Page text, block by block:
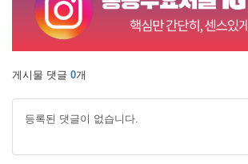
게시물 댓글 0개
등록된 댓글이 없습니다.